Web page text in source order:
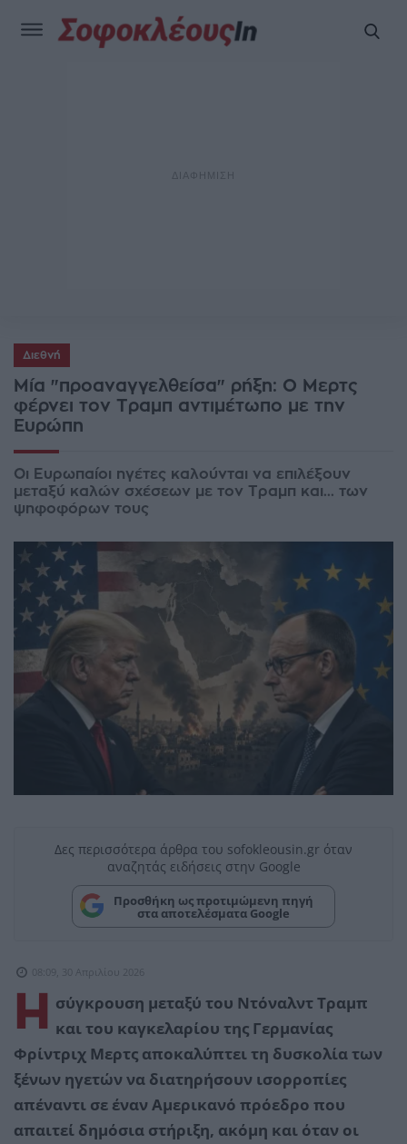
Διεθνή
Μία "προαναγγελθείσα" ρήξη: Ο Μερτς
φέρνει τον Τραμπ αντιμέτωπο με την
Ευρώπη
Οι Ευρωπαίοι ηγέτες καλούνται να επιλέξουν
μεταξύ καλών σχέσεων με τον Τραμπ και... των
ψηφοφόρων τους
Δες περισσότερα άρθρα του sofokleousin.gr όταν
αναζητάς ειδήσεις στην Google
Προσθήκη ως προτιμώμενη πηγή
στα αποτελέσματα Google
08:09, 30 Απριλίου 2026
Η
σύγκρουση μεταξύ του Ντόναλντ Τραμπ
και του καγκελαρίου της Γερμανίας
Φρίντριχ Μερτς αποκαλύπτει τη δυσκολία των
ξένων ηγετών να διατηρήσουν ισορροπίες
απέναντι σε έναν Αμερικανό πρόεδρο που
απαιτεί δημόσια στήριξη, ακόμη και όταν οι